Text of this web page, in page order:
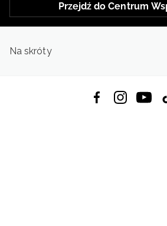
Przejdź do Centrum
Na skróty